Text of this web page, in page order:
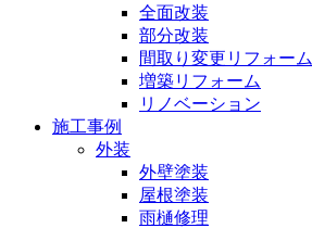
全面改装
部分改装
間取り変更リフォーム
増築リフォーム
リノベーション
施工事例
外装
外壁塗装
屋根塗装
雨樋修理